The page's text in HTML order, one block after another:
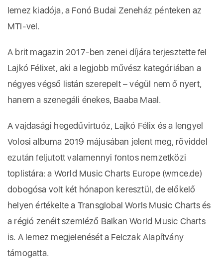
lemez kiadója, a Fonó Budai Zeneház pénteken az
MTI-vel.
A brit magazin 2017-ben zenei díjára terjesztette fel
Lajkó Félixet, aki a legjobb művész kategóriában a
négyes végső listán szerepelt – végül nem ő nyert,
hanem a szenegáli énekes, Baaba Maal.
A vajdasági hegedűvirtuóz, Lajkó Félix és a lengyel
Volosi albuma 2019 májusában jelent meg, röviddel
ezután feljutott valamennyi fontos nemzetközi
toplistára: a World Music Charts Europe (wmce.de)
dobogósa volt két hónapon keresztül, de előkelő
helyen értékelte a Transglobal Worls Music Charts és
a régió zenéit szemléző Balkan World Music Charts
is. A lemez megjelenését a Felczak Alapítvány
támogatta.